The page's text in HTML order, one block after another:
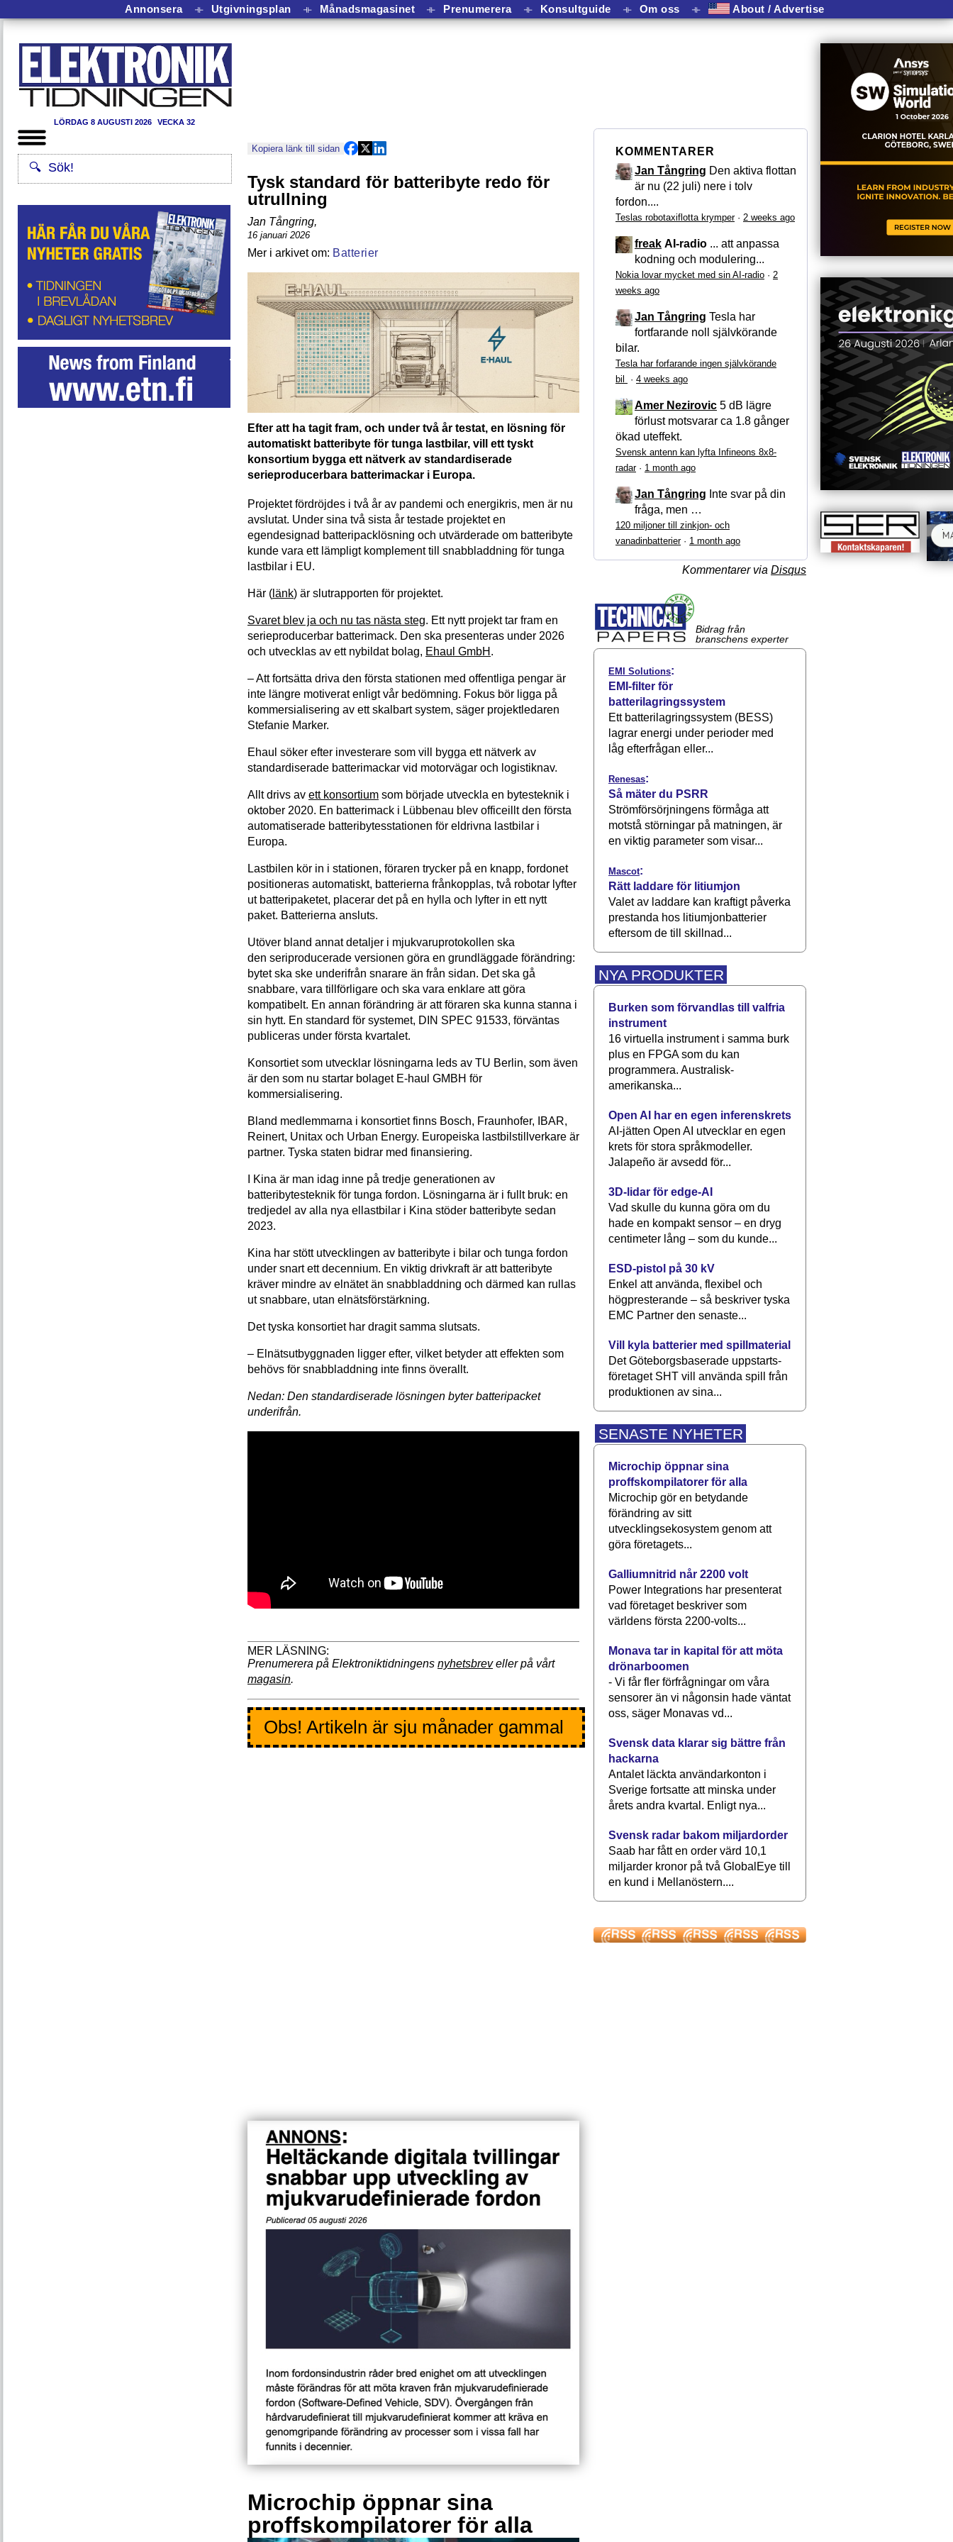
Annonsera ⟛ Utgivningsplan ⟛ Månadsmagasinet ⟛ Prenumerera ⟛ Konsultguide ⟛ Om oss ⟛ About / Advertise
LÖRDAG 8 AUGUSTI 2026 VECKA 32
Kopiera länk till sidan
Tysk standard för batteribyte redo för
utrullning
Jan Tångring,
16 januari 2026
Batterier
Efter att ha tagit fram, och under två år testat, en lösning för
automatiskt batteribyte för tunga lastbilar, vill ett tyskt
konsortium bygga ett nätverk av standardiserade
serieproducerbara batterimackar i Europa.
Projektet fördröjdes i två år av pandemi och energikris, men är nu
avslutat. Under sina två sista år testade projektet en
egendesignad batteripacklösning och utvärderade om batteribyte
kunde vara ett lämpligt komplement till snabbladdning för tunga
lastbilar i EU.
Här ( länk) är slutrapporten för projektet.
Svaret blev ja och nu tas nästa steg. Ett nytt projekt tar fram en
serieproducerbar batterimack. Den ska presenteras under 2026
och utvecklas av ett nybildat bolag, Ehaul GmbH .
– Att fortsätta driva den första stationen med offentliga pengar är
inte längre motiverat enligt vår bedömning. Fokus bör ligga på
kommersialisering av ett skalbart system, säger projektledaren
Stefanie Marker.
Ehaul söker efter investerare som vill bygga ett nätverk av
standardiserade batterimackar vid motorvägar och logistiknav.
Allt drivs av ett konsortium som började utveckla en bytesteknik i
oktober 2020. En batterimack i Lübbenau blev officeillt den första
automatiserade batteribytesstationen för eldrivna lastbilar i
Europa.
Lastbilen kör in i stationen, föraren trycker på en knapp, fordonet
positioneras automatiskt, batterierna frånkopplas, två robotar lyfter
ut batteripaketet, placerar det på en hylla och lyfter in ett nytt
paket. Batterierna ansluts.
Utöver bland annat detaljer i mjukvaruprotokollen ska
den seriproducerade versionen göra en grundläggade förändring:
bytet ska ske underifrån snarare än från sidan. Det ska gå
snabbare, vara tillförligare och ska vara enklare att göra
kompatibelt. En annan förändring är att föraren ska kunna stanna i
sin hytt. En standard för systemet, DIN SPEC 91533, förväntas
publiceras under första kvartalet.
Konsortiet som utvecklar lösningarna leds av TU Berlin, som även
är den som nu startar bolaget E-haul GMBH för
kommersialisering.
Bland medlemmarna i konsortiet finns Bosch, Fraunhofer, IBAR,
Reinert, Unitax och Urban Energy. Europeiska lastbilstillverkare är
partner. Tyska staten bidrar med finansiering.
I Kina är man idag inne på tredje generationen av
batteribytesteknik för tunga fordon. Lösningarna är i fullt bruk: en
tredjedel av alla nya ellastbilar i Kina stöder batteribyte sedan
2023.
Kina har stött utvecklingen av batteribyte i bilar och tunga fordon
under snart ett decennium. En viktig drivkraft är att batteribyte
kräver mindre av elnätet än snabbladdning och därmed kan rullas
ut snabbare, utan elnätsförstärkning.
Det tyska konsortiet har dragit samma slutsats.
– Elnätsutbyggnaden ligger efter, vilket betyder att effekten som
behövs för snabbladdning inte finns överallt.
Nedan: Den standardiserade lösningen byter batteripacket
underifrån.
Prenumerera på Elektroniktidningens nyhetsbreveller på vårt
magasin.
Obs! Artikeln är sju månader gammal
Microchip öppnar sina
proffskompilatorer för alla
KOMMENTARER
Jan Tångring Den aktiva flottan
är nu (22 juli) nere i tolv
fordon....
Teslas robotaxiflotta krymper· 2 weeks ago
freak AI-radio ... att anpassa
kodning och modulering...
Nokia lovar mycket med sin AI-radio · 2
weeks ago
Jan Tångring Tesla har
fortfarande noll självkörande
bilar.
Tesla har forfarande ingen självkörande
bil
· 4 weeks ago
Amer Nezirovic 5 dB lägre
förlust motsvarar ca 1.8 gånger
ökad uteffekt.
Svensk antenn kan lyfta Infineons 8x8-
radar· 1 month ago
Jan Tångring Inte svar på din
fråga, men …
120 miljoner till zinkjon- och
vanadinbatterier· 1 month ago
Kommentarer via Disqus
Bidrag från
branschens experter
EMI Solutions:
EMI-filter för
batterilagringssystem
Ett batterilagringssystem (BESS)
lagrar energi under perioder med
låg efterfrågan eller...
Renesas:
Så mäter du PSRR
Strömförsörjningens förmåga att
motstå störningar på matningen, är
en viktig parameter som visar...
Mascot:
Rätt laddare för litiumjon
Valet av laddare kan kraftigt påverka
prestanda hos litiumjonbatterier
eftersom de till skillnad...
NYA PRODUKTER
Burken som förvandlas till valfria
instrument
16 virtuella instrument i samma burk
plus en FPGA som du kan
programmera. Australisk-
amerikanska...
Open AI har en egen inferenskrets
AI-jätten Open AI utvecklar en egen
krets för stora språkmodeller.
Jalapeño är avsedd för...
3D-lidar för edge-AI
Vad skulle du kunna göra om du
hade en kompakt sensor – en dryg
centimeter lång – som du kunde...
ESD-pistol på 30 kV
Enkel att använda, flexibel och
högpresterande – så beskriver tyska
EMC Partner den senaste...
Vill kyla batterier med spillmaterial
Det Göteborgsbaserade upp­starts­
företaget SHT vill använda spill från
produktionen av sina...
SENASTE NYHETER
Microchip öppnar sina
proffskompilatorer för alla
Microchip gör en betydande
förändring av sitt
utvecklingsekosystem genom att
göra företagets...
Galliumnitrid når 2200 volt
Power Integrations har presenterat
vad företaget beskriver som
världens första 2200-volts...
Monava tar in kapital för att möta
drönarboomen
- Vi får fler förfrågningar om våra
sensorer än vi någonsin hade väntat
oss, säger Monavas vd...
Svensk data klarar sig bättre från
hackarna
Antalet läckta användarkonton i
Sverige fortsatte att minska under
årets andra kvartal. Enligt nya...
Svensk radar bakom miljardorder
Saab har fått en order värd 10,1
miljarder kronor på två GlobalEye till
en kund i Mellanöstern....